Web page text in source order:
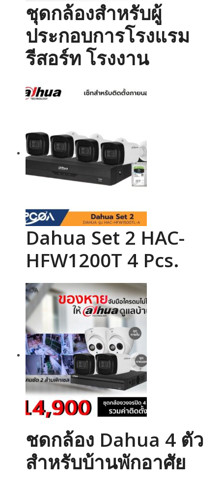
ชุดกล้องสำหรับผู้
ประกอบการโรงแรม
รีสอร์ท โรงงาน
Dahua Set 2 HAC-
HFW1200T 4 Pcs.
ชดกล้อง Dahua 4 ตัว
สำหรับบ้านพักอาศัย